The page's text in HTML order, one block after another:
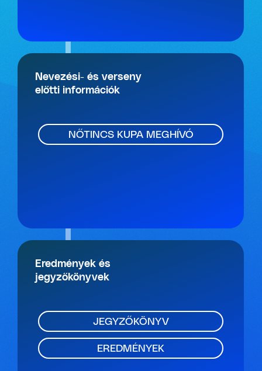
Nevezési- és verseny
előtti információk
NŐTINCS KUPA MEGHÍVÓ
Eredmények és
jegyzőkönyvek
JEGYZŐKÖNYV
EREDMÉNYEK